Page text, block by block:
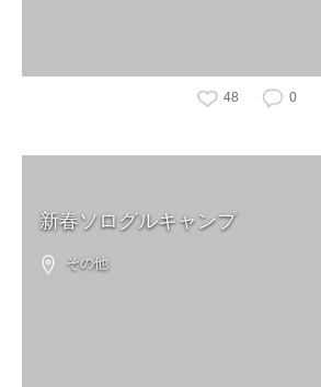
48 0
新春ソログルキャンプ
その他